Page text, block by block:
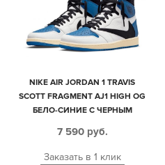
NIKE AIR JORDAN 1 TRAVIS
SCOTT FRAGMENT AJ1 HIGH OG
БЕЛО-СИНИЕ С ЧЕРНЫМ
7 590 руб.
Заказать в 1 клик